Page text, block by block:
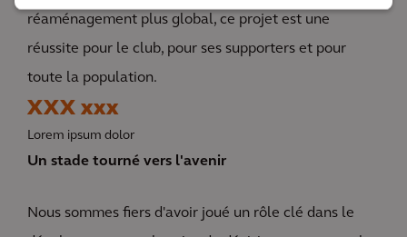
réaménagement plus global, ce projet est une
réussite pour le club, pour ses supporters et pour
toute la population.
XXX xxx
Lorem ipsum dolor
Un stade tourné vers l'avenir
Nous sommes fiers d'avoir joué un rôle clé dans le